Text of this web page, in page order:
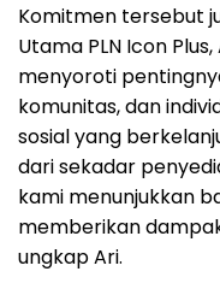
Komitmen tersebut
Utama PLN Icon
menyoroti
komunitas, dan
sosial yang
dari sekadar
kami menunjukkan
memberikan
ungkap Ari.